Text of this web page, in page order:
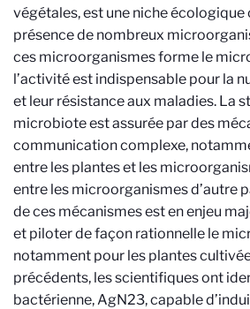
végétales, est une niche écologique
présence de nombreux
ces microorganismes forme le
l’activité est indispensable pour la
et leur résistance aux maladies. La
microbiote est assurée par des
communication complexe,
entre les plantes et les
entre les microorganismes d’autre
de ces mécanismes est en enjeu
et piloter de façon rationnelle le
notamment pour les plantes
précédents, les scientifiques ont
bactérienne, AgN23, capable